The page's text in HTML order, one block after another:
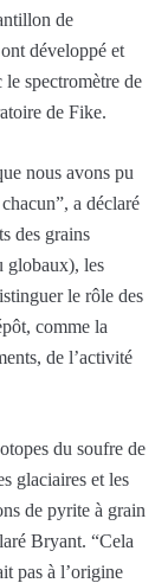
de
développé et
spectromètre de
de Fike.
nous avons pu
a déclaré
des grains
globaux), les
le rôle des
comme la
de l’activité
du soufre de
glaciaires et les
de pyrite à grain
Bryant. “Cela
pas à l’origine